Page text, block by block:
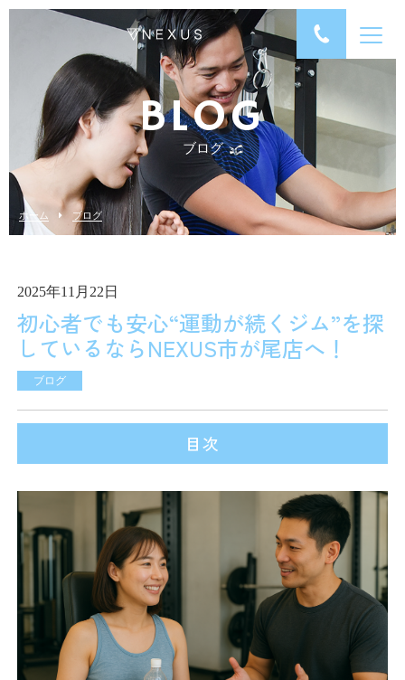
BLOG
ブログ
ホーム ブログ
2025年11月22日
初心者でも安心“運動が続くジム”を探
しているならNEXUS市が尾店へ！
ブログ
目次